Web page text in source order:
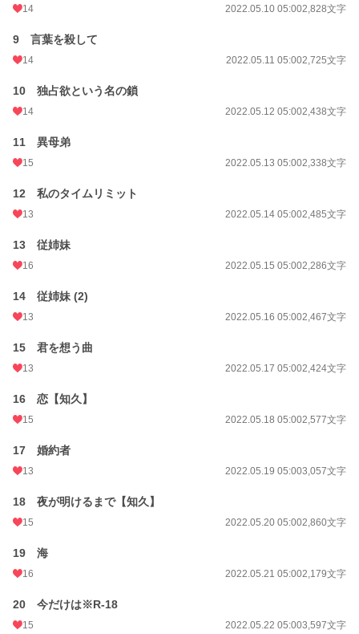
14 2022.05.10 05:002,828文字
9 言葉を殺して
14 2022.05.11 05:002,725文字
10 独占欲という名の鎖
14 2022.05.12 05:002,438文字
11 異母弟
15 2022.05.13 05:002,338文字
12 私のタイムリミット
13 2022.05.14 05:002,485文字
13 従姉妹
16 2022.05.15 05:002,286文字
14 従姉妹 (2)
13 2022.05.16 05:002,467文字
15 君を想う曲
13 2022.05.17 05:002,424文字
16 恋【知久】
15 2022.05.18 05:002,577文字
17 婚約者
13 2022.05.19 05:003,057文字
18 夜が明けるまで【知久】
15 2022.05.20 05:002,860文字
19 海
16 2022.05.21 05:002,179文字
20 今だけは※R-18
15 2022.05.22 05:003,597文字